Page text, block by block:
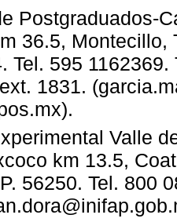
Postgraduados-
36.5,
Tel. 595
1831.
Valle
km 13.5,
56250. Tel. 800